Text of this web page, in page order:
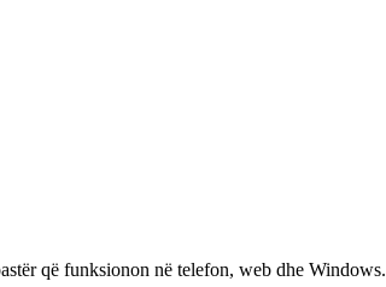
që funksionon në telefon, web dhe Windows.